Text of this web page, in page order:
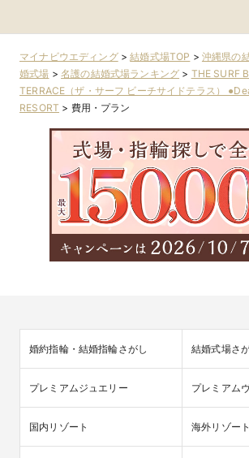
マイナビウエディング>結婚式場TOP > 沖縄県の
婚式場 >名護の結婚式場ランキング > THE SURF
TERRACE（ザ・サーフ ビーチサイドテラス）
RESORT > 費用・プラン
婚約指輪・結婚指輪さがし 結婚式場さ
プレミアムジュエリー プレミアム
国内リゾート 海外リゾート